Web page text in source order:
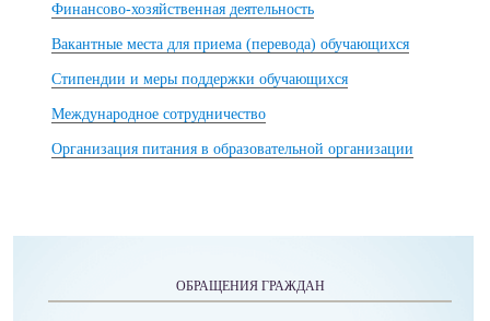
Финансово-хозяйственная деятельность
Вакантные места для приема (перевода) обучающихся
Стипендии и меры поддержки обучающихся
Международное сотрудничество
Организация питания в образовательной организации
ОБРАЩЕНИЯ ГРАЖДАН